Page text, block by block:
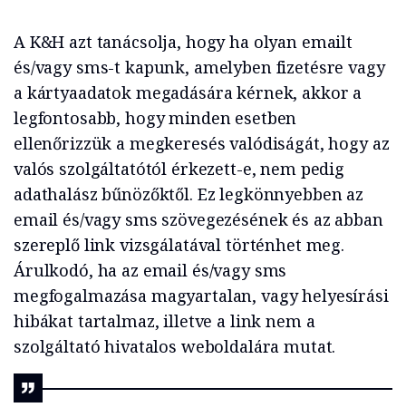
A K&H azt tanácsolja, hogy ha olyan emailt
és/vagy sms-t kapunk, amelyben fizetésre vagy
a kártyaadatok megadására kérnek, akkor a
legfontosabb, hogy minden esetben
ellenőrizzük a megkeresés valódiságát, hogy az
valós szolgáltatótól érkezett-e, nem pedig
adathalász bűnözőktől. Ez legkönnyebben az
email és/vagy sms szövegezésének és az abban
szereplő link vizsgálatával történhet meg.
Árulkodó, ha az email és/vagy sms
megfogalmazása magyartalan, vagy helyesírási
hibákat tartalmaz, illetve a link nem a
szolgáltató hivatalos weboldalára mutat.